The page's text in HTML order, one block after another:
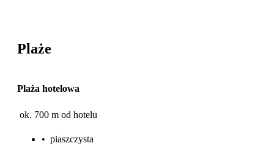
Plaże
Plaża hotelowa
ok. 700 m od hotelu
• piaszczysta